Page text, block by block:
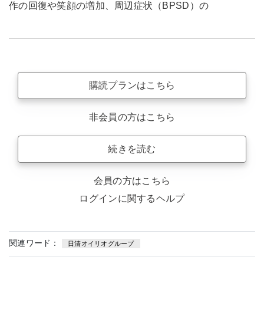
作の回復や笑顔の増加、周辺症状（BPSD）の
購読プランはこちら
非会員の方はこちら
続きを読む
会員の方はこちら
ログインに関するヘルプ
関連ワード： 日清オイリオグループ